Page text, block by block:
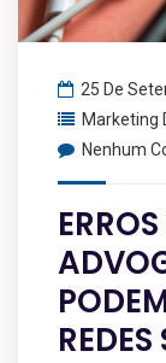
25 De
Marketing
Nenhum